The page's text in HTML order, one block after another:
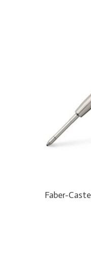
Faber-